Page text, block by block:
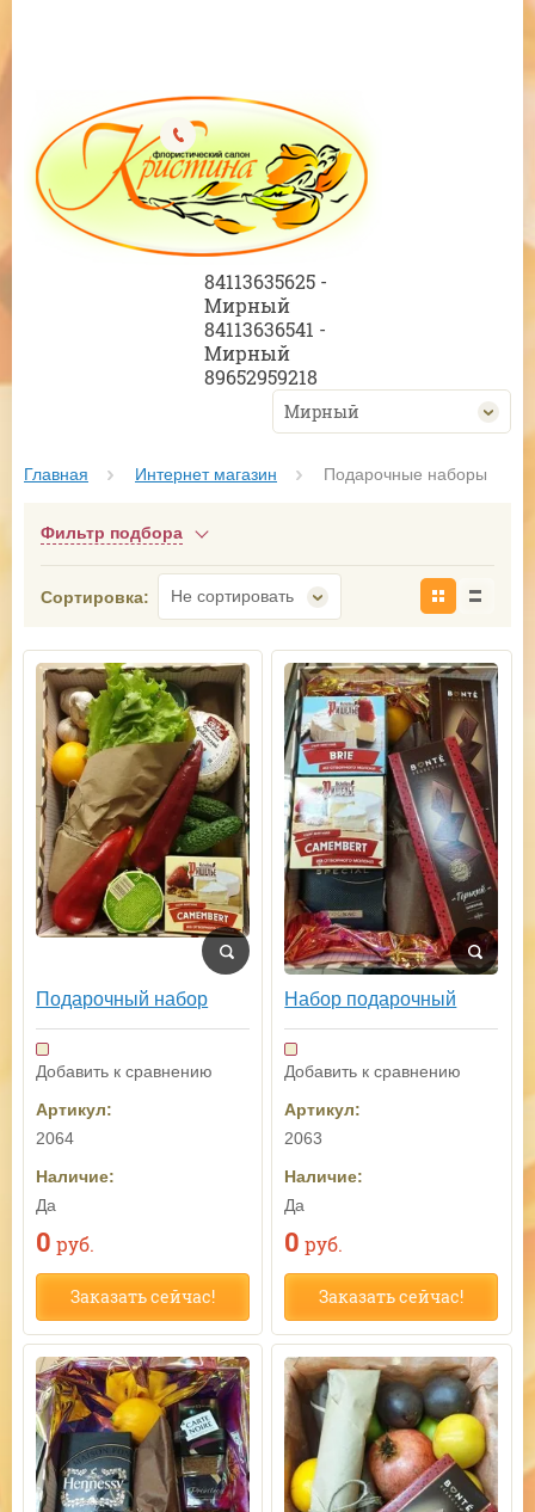
84113635625 -
Мирный
84113636541 -
Мирный
89652959218
Мирный
Главная Интернет магазин Подарочные наборы
Фильтр подбора
Сортировка: Не сортировать
Подарочный набор
Добавить к сравнению
Артикул:
2064
Наличие:
Да
0 руб.
Заказать сейчас!
Набор подарочный
Добавить к сравнению
Артикул:
2063
Наличие:
Да
0 руб.
Заказать сейчас!